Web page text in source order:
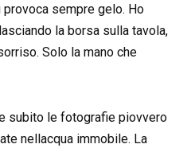
sempre gelo. Ho
la borsa sulla tavola,
Solo la mano che
subito le fotografie piovvero
nellacqua immobile. La